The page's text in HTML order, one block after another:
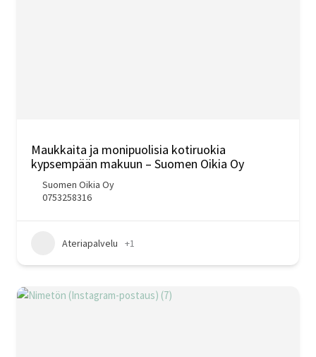
Maukkaita ja monipuolisia kotiruokia
kypsempään makuun – Suomen Oikia Oy
Suomen Oikia Oy
0753258316
Ateriapalvelu +1